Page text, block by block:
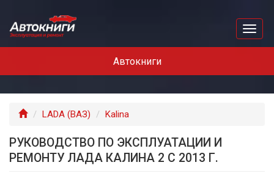
Автокниги
ГлавнаяLADA (ВАЗ) Kalina
РУКОВОДСТВО ПО ЭКСПЛУАТАЦИИ И
РЕМОНТУ ЛАДА КАЛИНА 2 С 2013 Г.